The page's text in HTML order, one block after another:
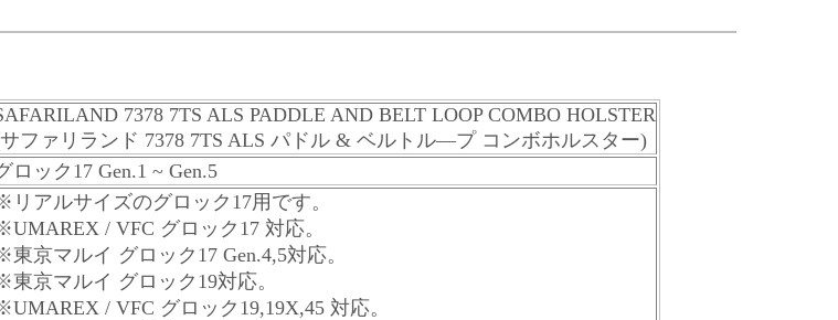
7378 7TS ALS PADDLE AND BELT LOOP COMBO HOLSTER
ファリランド 7378 7TS ALS パドル & ベルトル―プ コンボホルスター)
ロック17 Gen.1 ~ Gen.5
リアルサイズのグロック17用です。
/ VFC グロック17 対応。
東京マルイ グロック17 Gen.4,5対応。
東京マルイ グロック19対応。
/ VFC グロック19,19X,45 対応。